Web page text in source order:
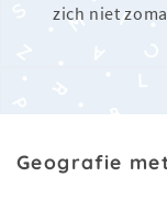
zich niet
Geografie